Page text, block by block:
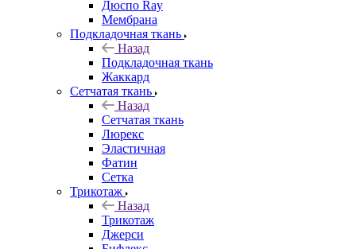
Дюспо Ray
Мембрана
Подкладочная ткань
Назад
Подкладочная ткань
Жаккард
Сетчатая ткань
Назад
Сетчатая ткань
Люрекс
Эластичная
Фатин
Сетка
Трикотаж
Назад
Трикотаж
Джерси